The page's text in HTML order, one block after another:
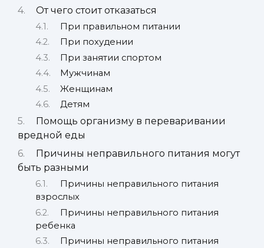
От чего стоит отказаться
При правильном питании
При похудении
При занятии спортом
Мужчинам
Женщинам
Детям
Помощь организму в переваривании
вредной еды
Причины неправильного питания могут
быть разными
Причины неправильного питания
взрослых
Причины неправильного питания
ребенка
Причины неправильного питания